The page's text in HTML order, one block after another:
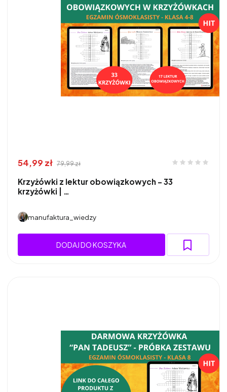
54,99 zł 79,99 zł
Krzyżówki z lektur obowiązkowych – 33
krzyżówki | …
manufaktura_wiedzy
DODAJ DO KOSZYKA